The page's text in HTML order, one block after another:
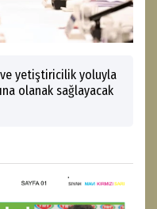
ve yetiştiricilik yoluyla
olanak sağlayacak